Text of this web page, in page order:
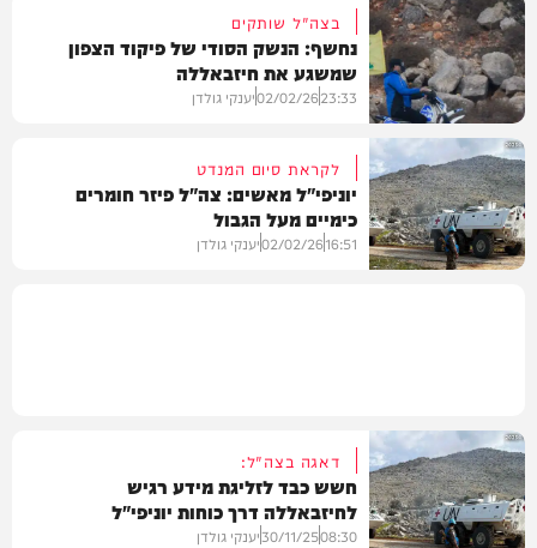
חדשות
חדשות
בצה"ל שותקים
נחשף: הנשק הסודי של פיקוד הצפון
שמשגע את חיזבאללה
23:33
02/02/26יענקי גולדן
לקראת סיום המנדט
יוניפי"ל מאשים: צה"ל פיזר חומרים
כימיים מעל הגבול
16:51
02/02/26יענקי גולדן
דאגה בצה"ל:
חשש כבד לזליגת מידע רגיש
לחיזבאללה דרך כוחות יוניפי"ל
08:30
30/11/25יענקי גולדן